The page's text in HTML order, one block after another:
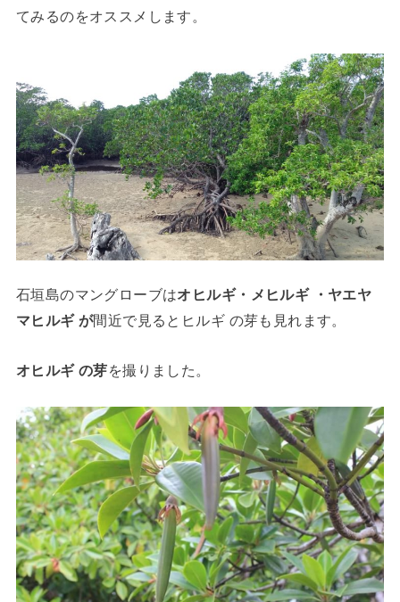
てみるのをオススメします。
石垣島のマングローブはオヒルギ・メヒルギ ・ヤエヤ
マヒルギ が間近で見るとヒルギ の芽も見れます。
オヒルギ の芽を撮りました。